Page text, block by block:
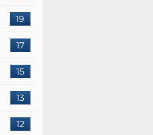
19
17
15
13
12